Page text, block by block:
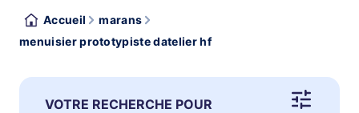
Accueil
marans
menuisier prototypiste datelier hf
VOTRE RECHERCHE POUR